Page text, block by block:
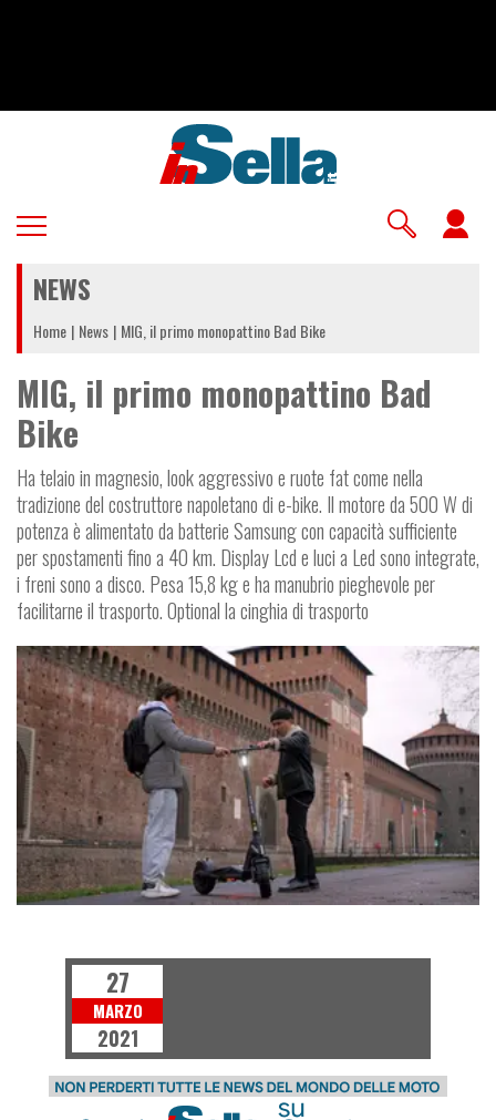
NEWS
Home News MIG, il primo monopattino Bad Bike
MIG, il primo monopattino Bad
Bike
Ha telaio in magnesio, look aggressivo e ruote fat come nella
tradizione del costruttore napoletano di e-bike. Il motore da 500 W di
potenza è alimentato da batterie Samsung con capacità sufficiente
per spostamenti fino a 40 km. Display Lcd e luci a Led sono integrate,
i freni sono a disco. Pesa 15,8 kg e ha manubrio pieghevole per
facilitarne il trasporto. Optional la cinghia di trasporto
27
MARZO
2021